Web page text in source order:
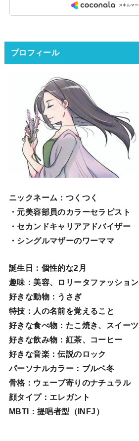
プロフィール
ニックネーム ：つくつく
・元美容部員のカラーセラピスト
・セカンドキャリアアドバイザー
・シングルマザーのワーママ
誕生日
：個性的な2月
趣味 ：美容、ロリータファッション
好きな動物：うさぎ
特技 ：人の名前を覚えること
好きな食べ物 ：たこ焼き、スイーツ
好きな飲み物：紅茶、コーヒー
好きな音楽：伝説のロック
パーソナルカラー：ブルベ冬
骨格：ウェーブ寄りのナチュラル
顔タイプ：エレガン ト
MBTI：提唱者型（INFJ）